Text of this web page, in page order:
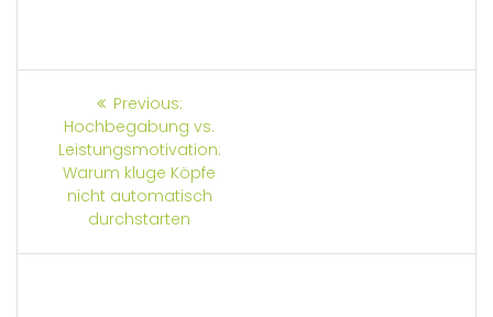
Beitrags-
Navigation
Previous:Previous
post:
Hochbegabung vs.
Leistungsmotivation:
Warum kluge Köpfe
nicht automatisch
durchstarten